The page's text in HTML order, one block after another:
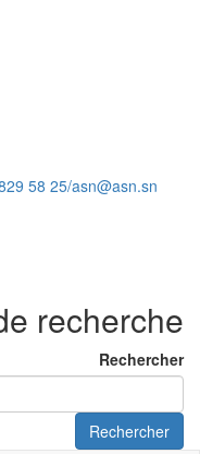
58 25/asn@asn.sn
recherche
Rechercher
Rechercher